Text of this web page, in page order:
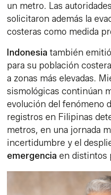
un metro. Las
solicitaron además la
costeras como medida
Indonesiatambién
para su población
a zonas más elevadas.
sismológicas continúan
evolución del fenómeno
registros en Filipinas
metros, en una jornada
incertidumbre y el
emergenciaen distintos